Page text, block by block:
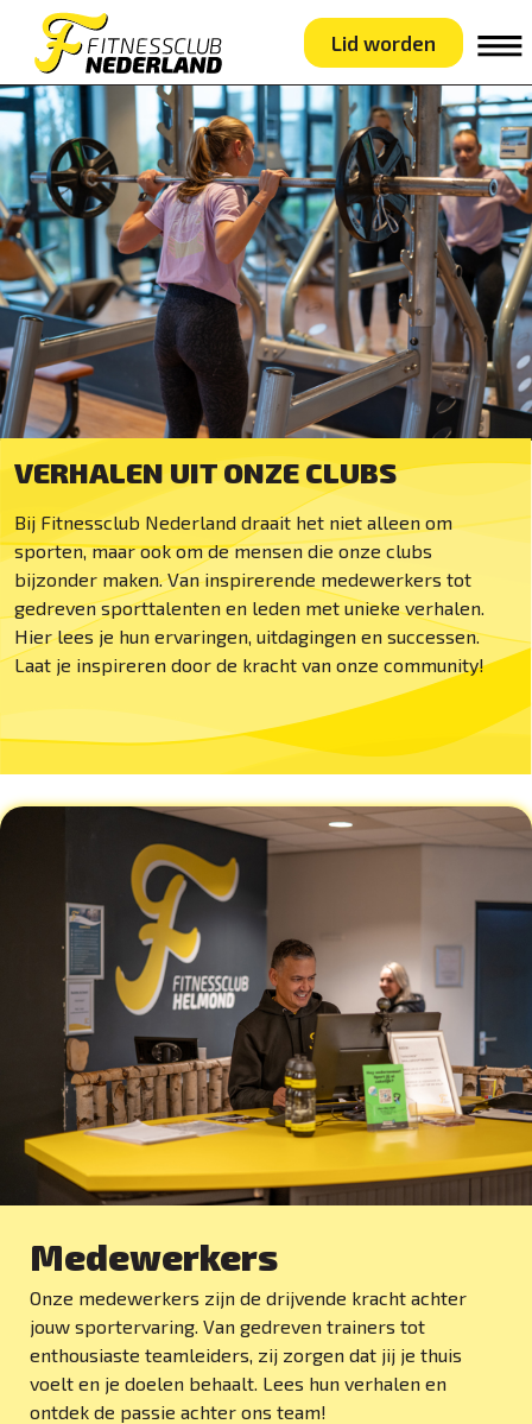
Lid worden
VERHALEN UIT ONZE CLUBS
Bij Fitnessclub Nederland draait het niet alleen om
sporten, maar ook om de mensen die onze clubs
bijzonder maken. Van inspirerende medewerkers tot
gedreven sporttalenten en leden met unieke verhalen.
Hier lees je hun ervaringen, uitdagingen en successen.
Laat je inspireren door de kracht van onze community!
Medewerkers
Onze medewerkers zijn de drijvende kracht achter
jouw sportervaring. Van gedreven trainers tot
enthousiaste teamleiders, zij zorgen dat jij je thuis
voelt en je doelen behaalt. Lees hun verhalen en
ontdek de passie achter ons team!